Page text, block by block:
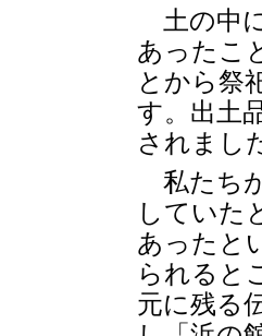
土の中
あったこ
とから祭
す。出土
されまし
私たち
していた
あったと
られると
元に残る